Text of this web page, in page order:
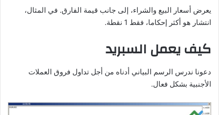
يعرض أسعار البيع والشراء، إلى جانب قيمة الفارق. في المثال،
انتشار هو أكثر إحكاما، فقط 1 نقطة.
كيف يعمل السبريد
دعونا ندرس الرسم البياني أدناه من أجل تداول فروق العملات
الأجنبية بشكل فعال.